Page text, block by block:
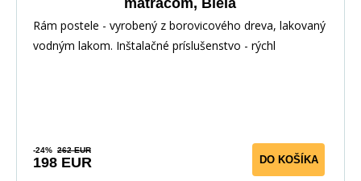
Rám postele - vyrobený z borovicového dreva, lakovaný
vodným lakom. Inštalačné príslušenstvo - rýchl
-24% 262 EUR
198 EUR DO KOŠÍKA